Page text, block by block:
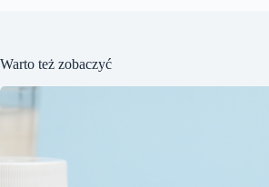
Warto też zobaczyć